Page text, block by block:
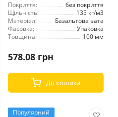
Покриття:
без покриття
Щільність:
135 кг/м3
Матеріал:
Базальтова вата
Фасовка:
Упаковка
Товщина:
100 мм
578.08 грн
До кошика
Популярний